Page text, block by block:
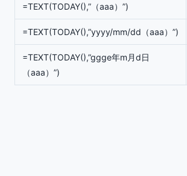
=TEXT(TODAY(),”（aaa）”)
=TEXT(TODAY(),”yyyy/mm/dd（aaa）”)
=TEXT(TODAY(),”ggge年m月d日
（aaa）”)